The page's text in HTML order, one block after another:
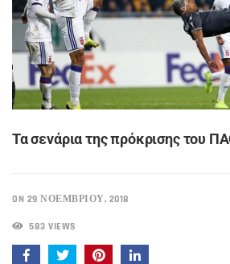
Τα σενάρια της πρόκρισης του
ON 29 ΝΟΕΜΒΡΊΟΥ, 2018
583 VIEWS